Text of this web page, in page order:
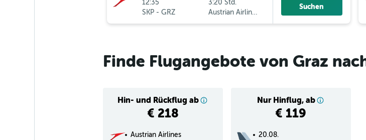
12:35
SKP- GRZ
3:20 Std.
Austrian Airlines
Suchen
Finde Flugangebote von Graz
Hin- und Rückflug ab
€ 218
Nur Hinflug, ab
€ 119
Austrian Airlines
20.08.